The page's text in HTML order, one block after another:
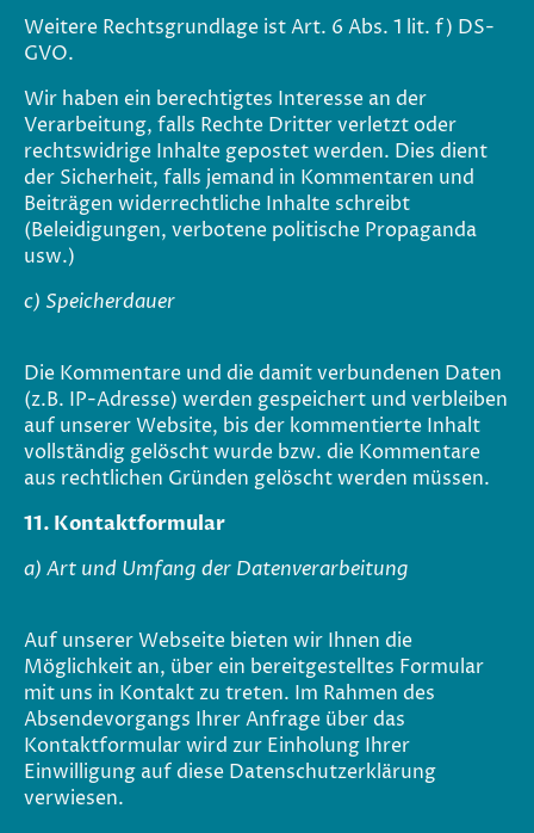
Weitere Rechtsgrundlage ist Art. 6 Abs. 1 lit. f) DS-
GVO.
Wir haben ein berechtigtes Interesse an der
Verarbeitung, falls Rechte Dritter verletzt oder
rechtswidrige Inhalte gepostet werden. Dies dient
der Sicherheit, falls jemand in Kommentaren und
Beiträgen widerrechtliche Inhalte schreibt
(Beleidigungen, verbotene politische Propaganda
usw.)
c) Speicherdauer
Die Kommentare und die damit verbundenen Daten
(z.B. IP-Adresse) werden gespeichert und verbleiben
auf unserer Website, bis der kommentierte Inhalt
vollständig gelöscht wurde bzw. die Kommentare
aus rechtlichen Gründen gelöscht werden müssen.
11. Kontaktformular
a) Art und Umfang der Datenverarbeitung
Auf unserer Webseite bieten wir Ihnen die
Möglichkeit an, über ein bereitgestelltes Formular
mit uns in Kontakt zu treten. Im Rahmen des
Absendevorgangs Ihrer Anfrage über das
Kontaktformular wird zur Einholung Ihrer
Einwilligung auf diese Datenschutzerklärung
verwiesen.